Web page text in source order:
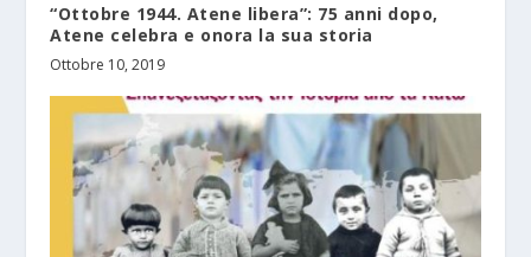
“Ottobre 1944. Atene libera”: 75 anni dopo,
Atene celebra e onora la sua storia
Ottobre 10, 2019